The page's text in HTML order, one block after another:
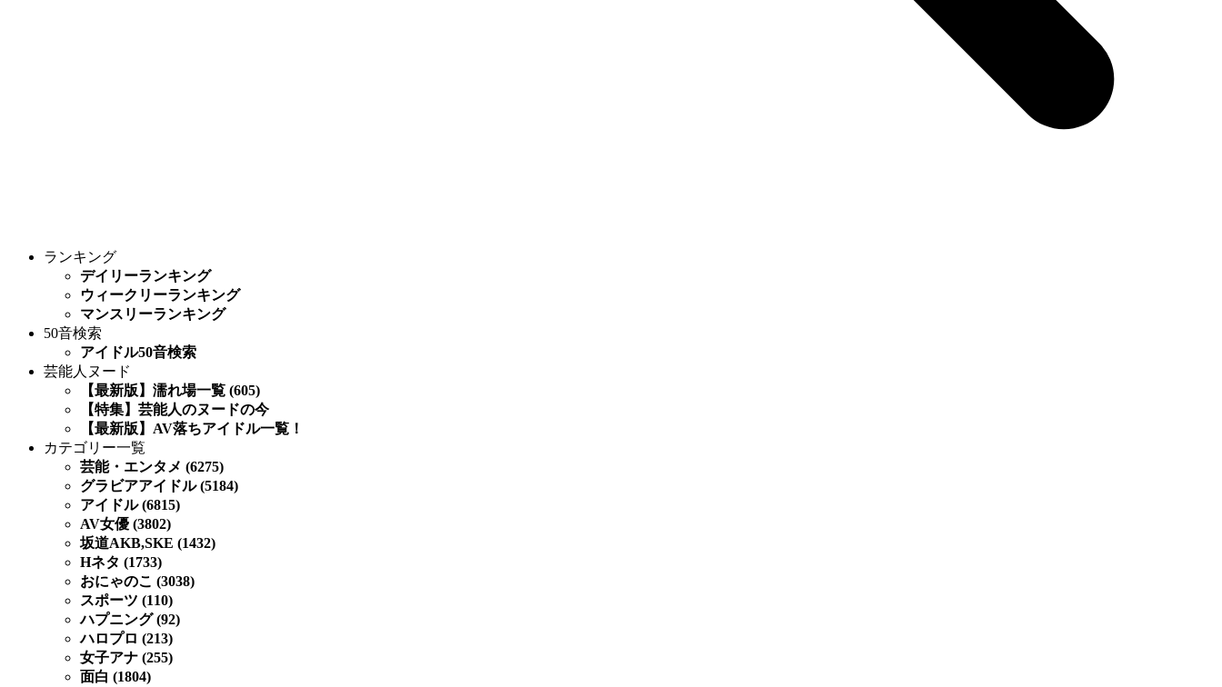
ランキング
デイリーランキング
ウィークリーランキング
マンスリーランキング
50音検索
アイドル50音検索
芸能人ヌード
【最新版】濡れ場一覧 (605)
【特集】芸能人のヌードの今
【最新版】AV落ちアイドル一覧！
カテゴリー一覧
芸能・エンタメ (6275)
グラビアアイドル (5184)
アイドル (6815)
AV女優 (3802)
坂道AKB,SKE (1432)
Hネタ (1733)
おにゃのこ (3038)
スポーツ (110)
ハプニング (92)
ハロプロ (213)
女子アナ (255)
面白 (1804)